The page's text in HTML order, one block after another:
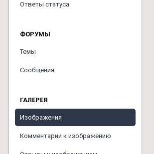
Ответы статуса
ФОРУМЫ
Темы
Сообщения
ГАЛЕРЕЯ
Изображения
Комментарии к изображению